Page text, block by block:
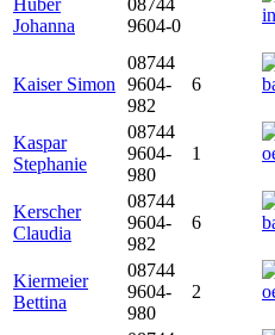
Johanna
9604-0
Kaiser Simon
08744
9604-
982
6
Kaspar
Stephanie
08744
9604-
980
1
Kerscher
Claudia
08744
9604-
982
6
Kiermeier
Bettina
08744
9604-
980
2